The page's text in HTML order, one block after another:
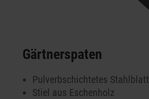
Gärtnerspaten
Pulverbschichtetes Stahlblatt
Stiel aus Eschenholz